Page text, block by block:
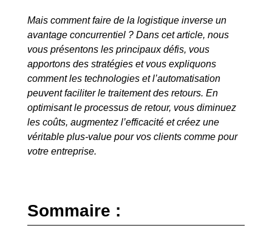
Mais comment faire de la logistique inverse un
avantage concurrentiel ? Dans cet article, nous
vous présentons les principaux défis, vous
apportons des stratégies et vous expliquons
comment les technologies et l’automatisation
peuvent faciliter le traitement des retours. En
optimisant le processus de retour, vous diminuez
les coûts, augmentez l’efficacité et créez une
véritable plus-value pour vos clients comme pour
votre entreprise.
Sommaire :